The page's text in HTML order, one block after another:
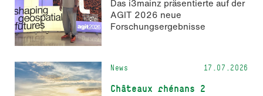
Das i3mainz präsentierte auf der
AGIT 2026 neue
Forschungsergebnisse
News 17.07.2026
Châteaux rhénans 2